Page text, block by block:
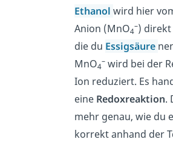
Ethanol wird hier
Anion (MnO4
–) direkt
die du Essigsäure
MnO4
–wird bei der
Ion reduziert. Es
eine Redoxreaktion.
mehr genau, wie du
korrekt anhand der